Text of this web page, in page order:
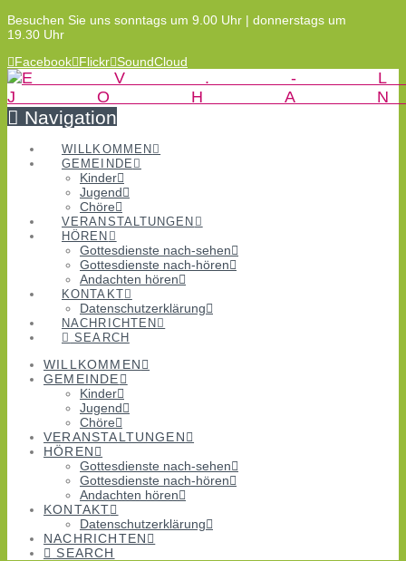
Besuchen Sie uns sonntags um 9.00 Uhr | donnerstags um
19.30 Uhr
Facebook Flickr SoundCloud
Navigation
WILLKOMMEN
GEMEINDE
Kinder
Jugend
Chöre
VERANSTALTUNGEN
HÖREN
Gottesdienste nach-sehen
Gottesdienste nach-hören
Andachten hören
KONTAKT
Datenschutzerklärung
NACHRICHTEN
SEARCH
WILLKOMMEN
GEMEINDE
Kinder
Jugend
Chöre
VERANSTALTUNGEN
HÖREN
Gottesdienste nach-sehen
Gottesdienste nach-hören
Andachten hören
KONTAKT
Datenschutzerklärung
NACHRICHTEN
SEARCH